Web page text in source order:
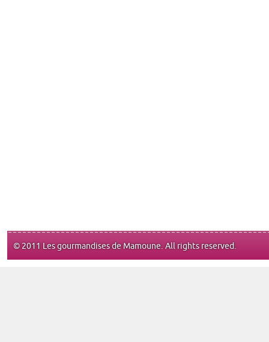
© 2011 Les gourmandises de Mamoune. All rights reserved.